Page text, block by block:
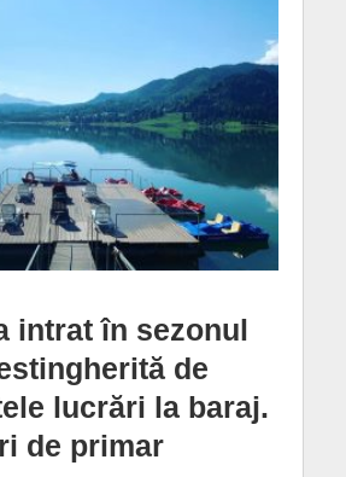
intrat în sezonul
de
lucrări la baraj.
de primar